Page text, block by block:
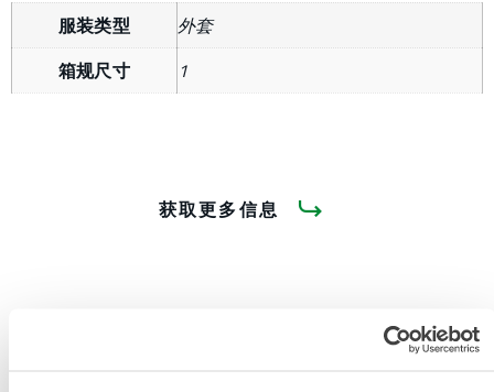
服装类型
外套
箱规尺寸
1
获取更多信息